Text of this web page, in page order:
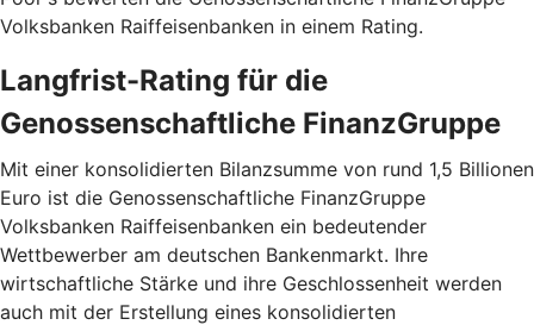
Volksbanken Raiffeisenbanken in einem Rating.
Langfrist-Rating für die
Genossenschaftliche FinanzGruppe
Mit einer konsolidierten Bilanzsumme von rund 1,5 Billionen
Euro ist die Genossenschaftliche FinanzGruppe
Volksbanken Raiffeisenbanken ein bedeutender
Wettbewerber am deutschen Bankenmarkt. Ihre
wirtschaftliche Stärke und ihre Geschlossenheit werden
auch mit der Erstellung eines konsolidierten